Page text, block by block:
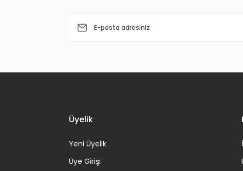
Üyelik
Yeni Üyelik
Üye Girişi